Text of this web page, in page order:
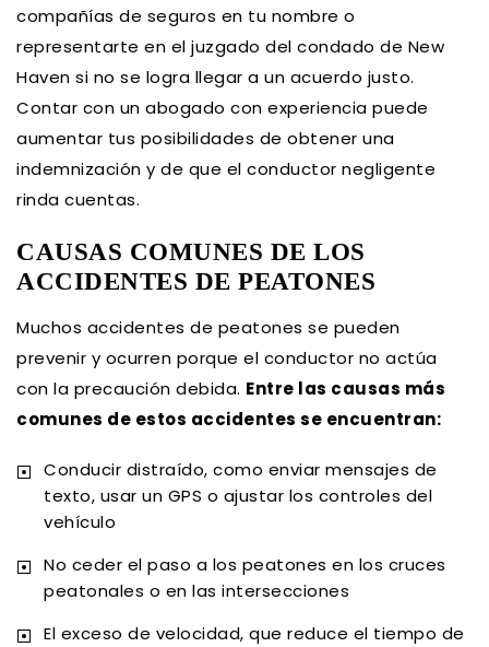
compañías de seguros en tu nombre o
representarte en el juzgado del condado de New
Haven si no se logra llegar a un acuerdo justo.
Contar con un abogado con experiencia puede
aumentar tus posibilidades de obtener una
indemnización y de que el conductor negligente
rinda cuentas.
CAUSAS COMUNES DE LOS
ACCIDENTES DE PEATONES
Muchos accidentes de peatones se pueden
prevenir y ocurren porque el conductor no actúa
con la precaución debida. Entre las causas más
comunes de estos accidentes se encuentran:
Conducir distraído, como enviar mensajes de
texto, usar un GPS o ajustar los controles del
vehículo
No ceder el paso a los peatones en los cruces
peatonales o en las intersecciones
El exceso de velocidad, que reduce el tiempo de